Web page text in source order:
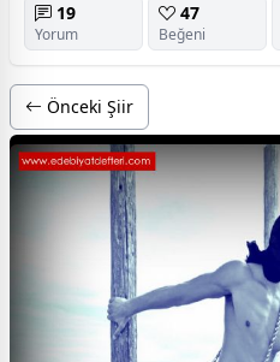
19
Yorum
47
Beğeni
Önceki Şiir